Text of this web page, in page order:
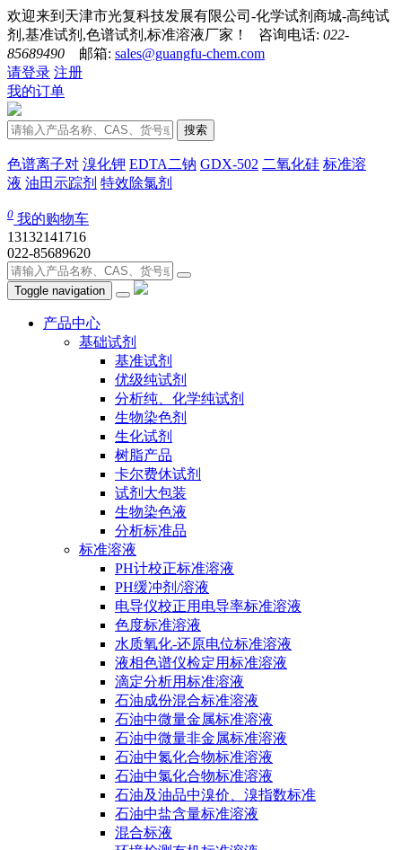
欢迎来到天津市光复科技发展有限公司-化学试剂商城-高纯试
剂,基准试剂,色谱试剂,标准溶液厂家！ 咨询电话: 022-
85689490 邮箱: sales@guangfu-chem.com
请登录 注册
我的订单
搜索
色谱离子对 溴化钾 EDTA二钠 GDX-502 二氧化硅 标准溶
液 油田示踪剂 特效除氯剂
0 我的购物车
13132141716
022-85689620
Toggle navigation
产品中心
基础试剂
基准试剂
优级纯试剂
分析纯、化学纯试剂
生物染色剂
生化试剂
树脂产品
卡尔费休试剂
试剂大包装
生物染色液
分析标准品
标准溶液
PH计校正标准溶液
PH缓冲剂/溶液
电导仪校正用电导率标准溶液
色度标准溶液
水质氧化-还原电位标准溶液
液相色谱仪检定用标准溶液
滴定分析用标准溶液
石油成份混合标准溶液
石油中微量金属标准溶液
石油中微量非金属标准溶液
石油中氮化合物标准溶液
石油中氯化合物标准溶液
石油及油品中溴价、溴指数标准
石油中盐含量标准溶液
混合标液